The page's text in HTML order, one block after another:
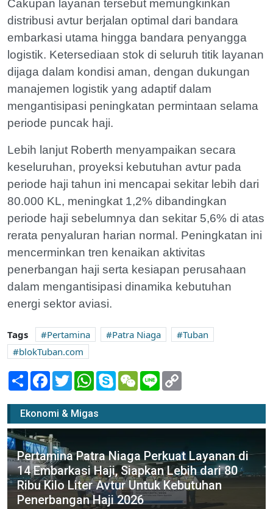
Cakupan layanan tersebut memungkinkan
distribusi avtur berjalan optimal dari bandara
embarkasi utama hingga bandara penyangga
logistik. Ketersediaan stok di seluruh titik layanan
dijaga dalam kondisi aman, dengan dukungan
manajemen logistik yang adaptif dalam
mengantisipasi peningkatan permintaan selama
periode puncak haji.
Lebih lanjut Roberth menyampaikan secara
keseluruhan, proyeksi kebutuhan avtur pada
periode haji tahun ini mencapai sekitar lebih dari
80.000 KL, meningkat 1,2% dibandingkan
periode haji sebelumnya dan sekitar 5,6% di atas
rerata penyaluran harian normal. Peningkatan ini
mencerminkan tren kenaikan aktivitas
penerbangan haji serta kesiapan perusahaan
dalam mengantisipasi dinamika kebutuhan
energi sektor aviasi.
Tags Pertamina Patra Niaga
Tuban
blokTuban.com
Share Facebook
TwitterWhatsApp
SkypeWeChatLine
Ekonomi & Migas
Pertamina Patra Niaga Perkuat Layanan di
14 Embarkasi Haji, Siapkan Lebih dari 80
Ribu Kilo Liter Avtur Untuk Kebutuhan
Penerbangan Haji 2026